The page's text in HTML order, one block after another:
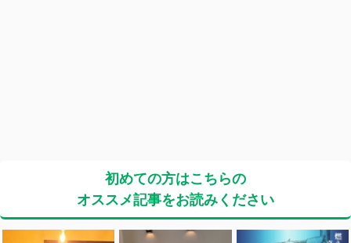
初めての方はこちらの
オススメ記事をお読みください